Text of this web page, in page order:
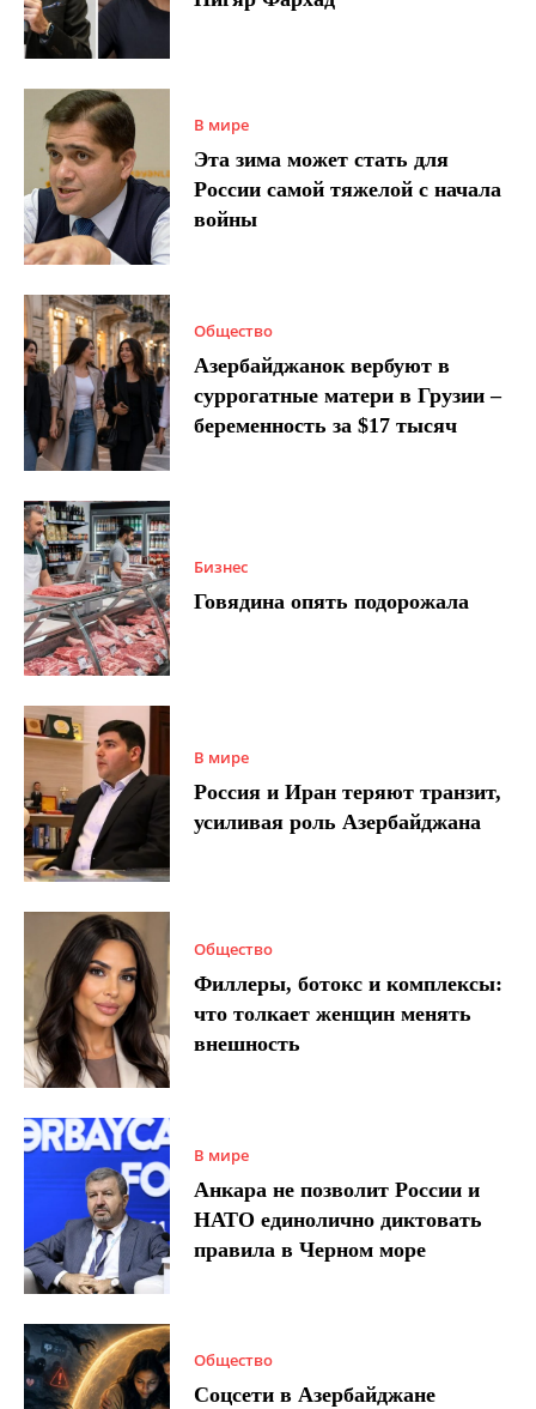
В мире
Эта зима может стать для
России самой тяжелой с начала
войны
Общество
Азербайджанок вербуют в
суррогатные матери в Грузии –
беременность за $17 тысяч
Бизнес
Говядина опять подорожала
В мире
Россия и Иран теряют транзит,
усиливая роль Азербайджана
Общество
Филлеры, ботокс и комплексы:
что толкает женщин менять
внешность
В мире
Анкара не позволит России и
НАТО единолично диктовать
правила в Черном море
Общество
Соцсети в Азербайджане